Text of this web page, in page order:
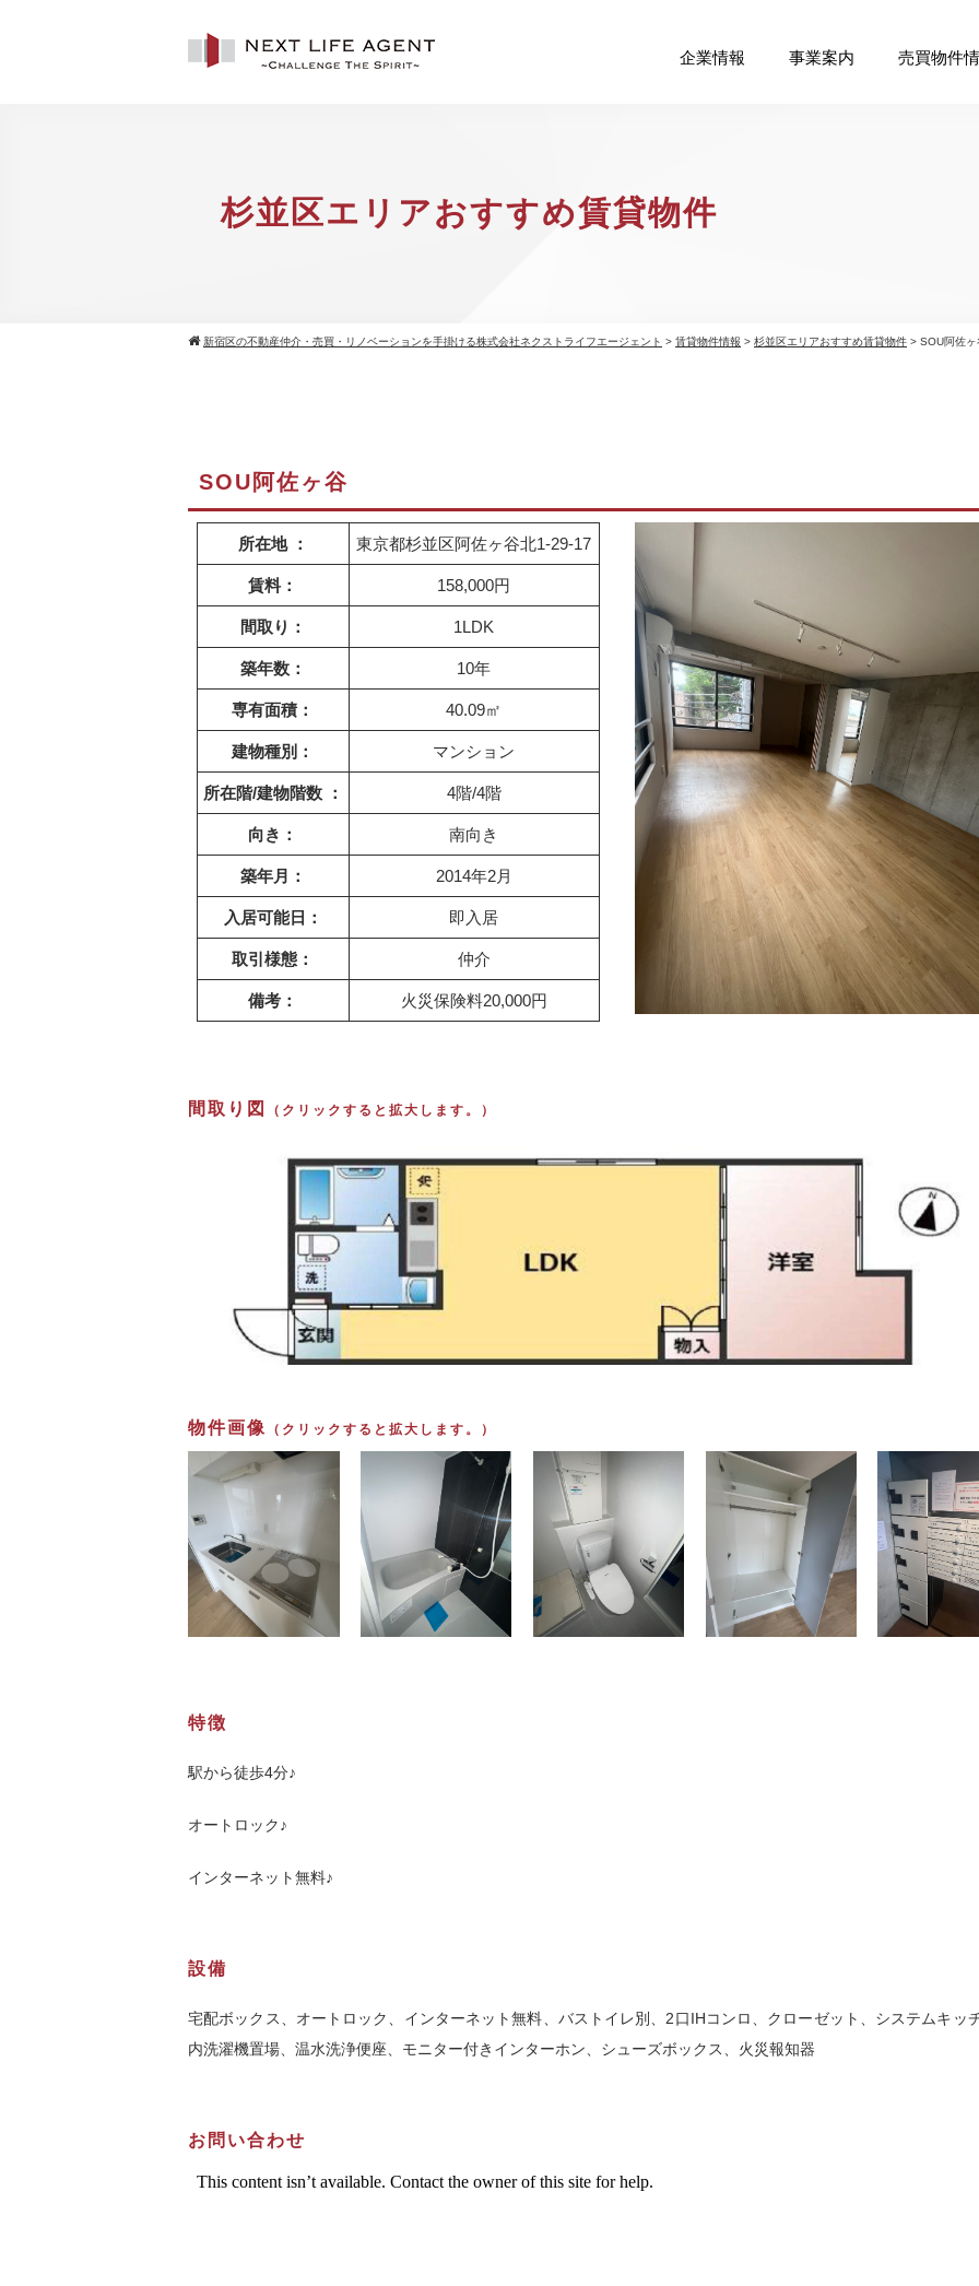
企業情報 事業案内 売買物件
杉並区エリアおすすめ賃貸物件
新宿区の不動産仲介・売買・リノベーションを手掛ける株式会社ネクストライフエージェント > 賃貸物件情報 > 杉並区エリアおすすめ賃貸物件 > SOU阿佐ヶ
SOU阿佐ヶ谷
所在地 ： 東京都杉並区阿佐ヶ谷北1-29-17
賃料： 158,000円
間取り： 1LDK
築年数： 10年
専有面積： 40.09㎡
建物種別： マンション
所在階/建物階数 ： 4階/4階
向き： 南向き
築年月： 2014年2月
入居可能日： 即入居
取引様態： 仲介
備考： 火災保険料20,000円
間取り図 （クリックすると拡大します。）
物件画像 （クリックすると拡大します。）
特徴
駅から徒歩4分♪
オートロック♪
インターネット無料♪
設備
宅配ボックス、オートロック、インターネット無料、バストイレ別、2口IHコンロ、クローゼット、システムキッ
内洗濯機置場、温水洗浄便座、モニター付きインターホン、シューズボックス、火災報知器
お問い合わせ